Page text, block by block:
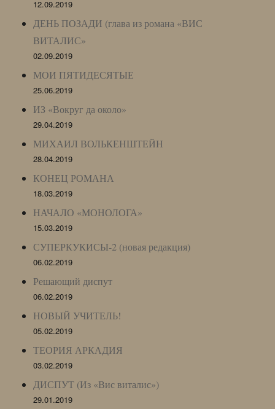
12.09.2019
ДЕНЬ ПОЗАДИ (глава из романа «ВИС
ВИТАЛИС»
02.09.2019
МОИ ПЯТИДЕСЯТЫЕ
25.06.2019
ИЗ «Вокруг да около»
29.04.2019
МИХАИЛ ВОЛЬКЕНШТЕЙН
28.04.2019
КОНЕЦ РОМАНА
18.03.2019
НАЧАЛО «МОНОЛОГА»
15.03.2019
СУПЕРКУКИСЫ-2 (новая редакция)
06.02.2019
Решающий диспут
06.02.2019
НОВЫЙ УЧИТЕЛЬ!
05.02.2019
ТЕОРИЯ АРКАДИЯ
03.02.2019
ДИСПУТ (Из «Вис виталис»)
29.01.2019